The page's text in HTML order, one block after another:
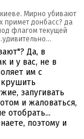
Мирно убивают
примет донбасс? да
флагом текущей
Да, в
и у вас, не в
им с
запугивать
и жаловаться,
отобрать...
поэтому и